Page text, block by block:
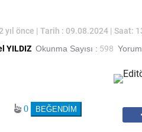
yıl önce | Tarih : 09.08.2024 | Saat:
YILDIZ Okunma Sayısı : 598
0